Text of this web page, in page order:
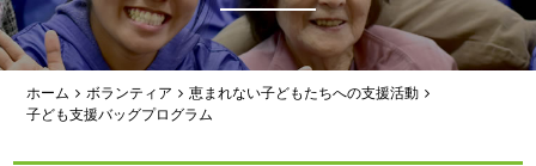
ホーム ボランティア
恵まれない子どもたちへの支援活動
子ども支援バッグプログラム